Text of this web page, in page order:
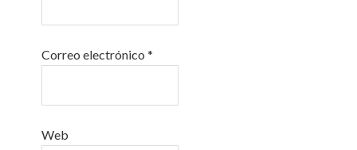
Correo electrónico*
Web